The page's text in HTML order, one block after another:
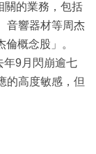
關的業務，包括
音響器材等周杰
概念股」。
年9月閃崩逾七
的高度敏感，但